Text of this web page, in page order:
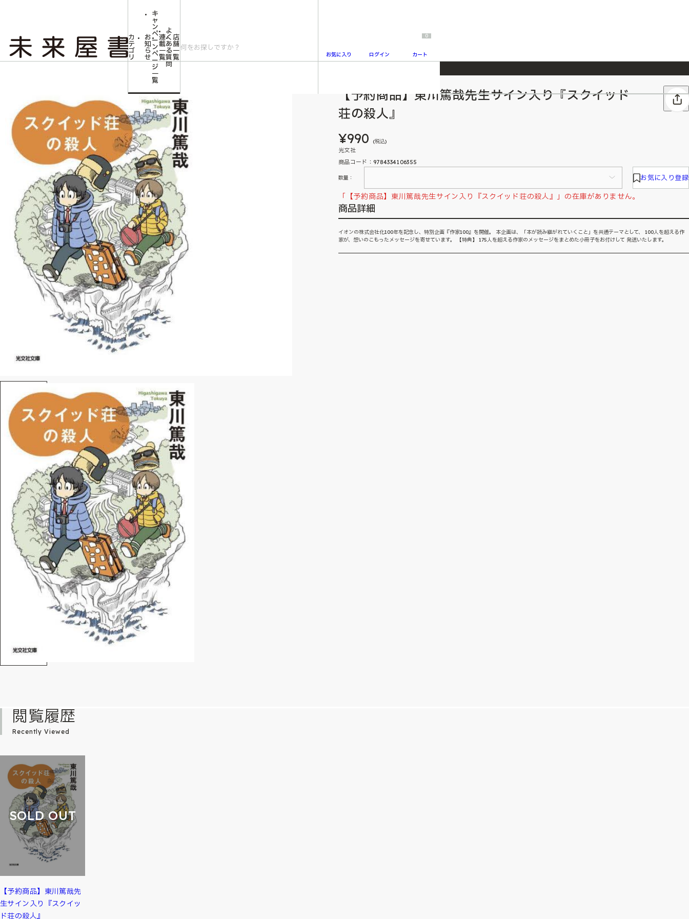
2026/7/23 『ONE PIECE magazine 021 ONE PIECEカード付き同梱版』発売延期のご案内
カ
テ
ゴ
リ
お
知
ら
せ
キ
ャ
ン
ペ
ー
ン
ペ
ー
ジ
一
覧
連
載
一
覧
よ
く
あ
る
質
問
店
舗
一
覧
お気に入り ログイン
0
カート
【予約商品】東川篤哉先生サイン入り『スクイッド荘の殺人』
【予約商品】東川篤哉先生サイン入り『スクイッド
荘の殺人』
¥990 (税込)
光文社
商品コード：9784334106355
数量： お気に入り登録
「【予約商品】東川篤哉先生サイン入り『スクイッド荘の殺人』」の在庫がありません。
商品詳細
イオンの株式会社化100年を記念し、特別企画『作家100』を開催。 本企画は、「本が読み継がれていくこと」を共通テーマとして、 100人を超える作
家が、想いのこもったメッセージを寄せています。 【特典】 175人を超える作家のメッセージをまとめた小冊子をお付けして 発送いたします。
閲覧履歴
Recently Viewed
SOLD OUT
【予約商品】東川篤哉先
生サイン入り『スクイッ
ド荘の殺人』